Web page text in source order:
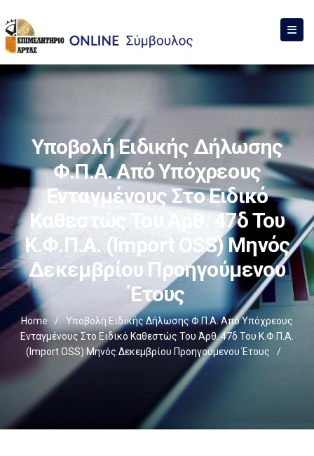
Υποβολή Ειδικής Δήλωσης
Φ.Π.Α. Από Υπόχρεους
Ενταγμένους Στο Ειδικό
Καθεστώς Του Άρθ. 47δ Του
Κ.Φ.Π.Α. (Import OSS) Μηνός
Δεκεμβρίου Προηγούμενου
Έτους
Home /
Υποβολή Ειδικής Δήλωσης Φ.Π.Α. Από Υπόχρεους
Ενταγμένους Στο Ειδικό Καθεστώς Του Άρθ. 47δ Του Κ.Φ.Π.Α.
(Import OSS) Μηνός Δεκεμβρίου Προηγούμενου Έτους
/